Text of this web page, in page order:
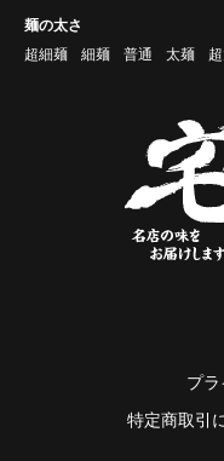
麺の太さ
超細麺
細麺 普通 太麺
プ
特定商取引